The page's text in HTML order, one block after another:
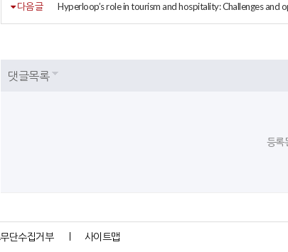
다음글 Hyperloop’s role in tourism and hospitality: Challenges and
댓글목록
등록
단수집거부 사이트맵